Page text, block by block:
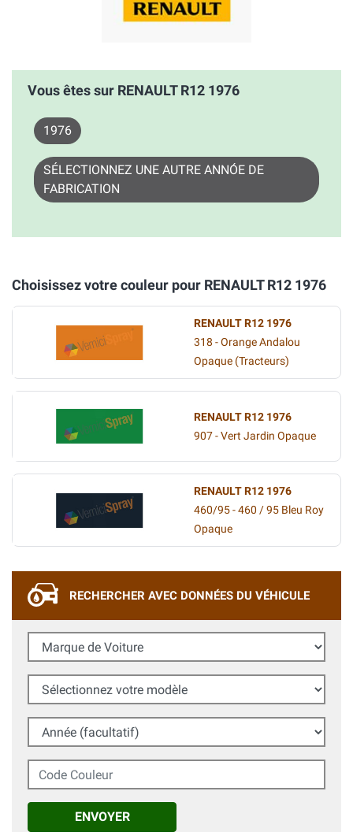
Vous êtes sur RENAULT R12 1976
1976
SÉLECTIONNEZ UNE AUTRE ANNÓE DE
FABRICATION
Choisissez votre couleur pour RENAULT R12 1976
RENAULT R12 1976
318 - Orange Andalou
Opaque (Tracteurs)
RENAULT R12 1976
907 - Vert Jardin Opaque
RENAULT R12 1976
460/95 - 460 / 95 Bleu Roy
Opaque
RECHERCHER AVEC DONNÉES DU VÉHICULE
Marque de Voiture
Sélectionnez votre modèle
Année (facultatif)
Code Couleur
ENVOYER